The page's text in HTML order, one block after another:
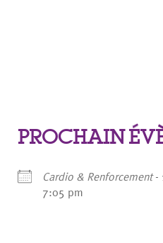
PROCHAIN
Cardio & Renforcement-
7:05 pm